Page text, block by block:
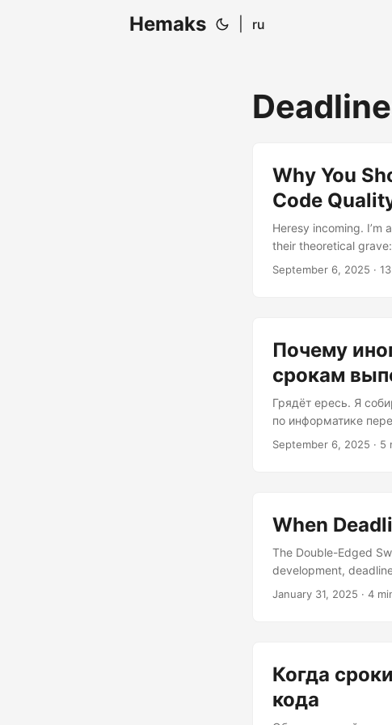
Hemaks ru
Why You
Code
Heresy incoming.
their theoretical
you read that right.
September 6, 2025 ·
Почему
срокам
Грядёт ересь. Я
по информатике
приоритет срокам,
пользователям, чем
September 6, 2025 · 5
When
The Double-Edged
development,
delicate balance
January 31, 2025 · 4
Когда
кода